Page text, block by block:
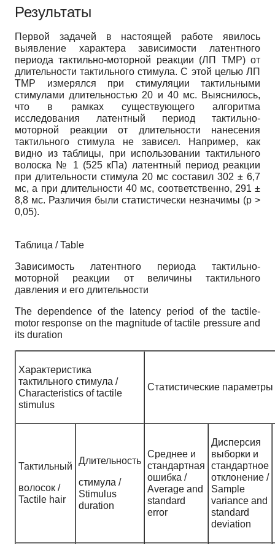
Результаты
Первой задачей в настоящей работе явилось
выявление характера зависимости латентного
периода тактильно-моторной реакции (ЛП ТМР) от
длительности тактильного стимула. С этой целью ЛП
ТМР измерялся при стимуляции тактильными
стимулами длительностью 20 и 40 мс. Выяснилось,
что в рамках существующего алгоритма
исследования латентный период тактильно-
моторной реакции от длительности нанесения
тактильного стимула не зависел. Например, как
видно из таблицы, при использовании тактильного
волоска № 1 (525 кПа) латентный период реакции
при длительности стимула 20 мс составил 302 ± 6,7
мс, а при длительности 40 мс, соответственно, 291 ±
8,8 мс. Различия были статистически незначимы (p >
0,05).
Таблица / Table
Зависимость латентного периода тактильно-
моторной реакции от величины тактильного
давления и его длительности
The dependence of the latency period of the tactile-
motor response on the magnitude of tactile pressure and
its duration
Характеристика
тактильного стимула /
Characteristics of tactile
stimulus
Статистические
Тактильный
волосок /
Tactile hair
Длительность
стимула /
Stimulus
duration
Среднее и
стандартная
ошибка /
Average and
standard
error
Дисперсия
выборки и
стандартное
отклонение /
Sample
variance and
standard
deviation